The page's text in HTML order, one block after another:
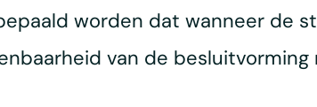
worden dat wanneer de
van de